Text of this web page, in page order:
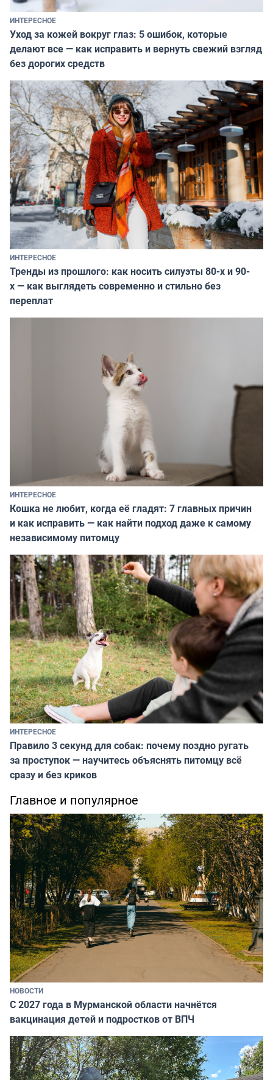
ИНТЕРЕСНОЕ
Уход за кожей вокруг глаз: 5 ошибок, которые
делают все — как исправить и вернуть свежий взгляд
без дорогих средств
ИНТЕРЕСНОЕ
Тренды из прошлого: как носить силуэты 80-х и 90-
х — как выглядеть современно и стильно без
переплат
ИНТЕРЕСНОЕ
Кошка не любит, когда её гладят: 7 главных причин
и как исправить — как найти подход даже к самому
независимому питомцу
ИНТЕРЕСНОЕ
Правило 3 секунд для собак: почему поздно ругать
за проступок — научитесь объяснять питомцу всё
сразу и без криков
Главное и популярное
НОВОСТИ
С 2027 года в Мурманской области начнётся
вакцинация детей и подростков от ВПЧ